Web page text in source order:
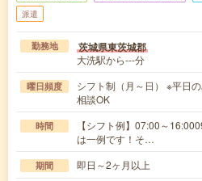
派遣
勤務地 茨城県東茨城郡
大洗駅から---分
曜日頻度
シフト制（月～日） ※平日
相談OK
時間
【シフト例】07:00～
は一例です！そ…
期間 即日～2ヶ月以上